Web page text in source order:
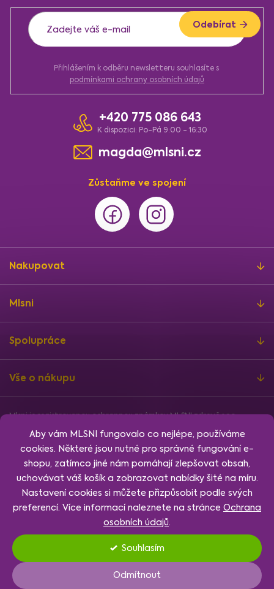
Aby vám MLSNI fungovalo co nejlépe, používáme
cookies. Některé jsou nutné pro správné fungování e-
shopu, zatímco jiné nám pomáhají zlepšovat obsah,
uchovávat váš košík a zobrazovat nabídky šité na míru.
Nastavení cookies si můžete přizpůsobit podle svých
preferencí. Více informací naleznete na stránce Ochrana
osobních údajů.
Nastavení
Odmítnout
Souhlasím
p
k
v
ý
p
s
u
Přihlášením k odběru newsletteru souhlasíte s
podmínkami ochrany osobních údajů
Odebírat
Zůstaňme ve spojení
+420 775 086 643
K dispozici: Po-Pá 9:00 - 16:30
magda@mlsni.cz
Nakupovat
Mlsni
Spolupráce
Vše o nákupu
Mlsni je registrovanou ochrannou známkou MLSNI zdravě s.r.o.
Shoptet , design , nakódovalJan Klubus
Nastavení cookies.